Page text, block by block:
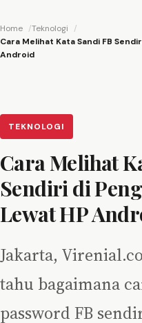
Home
Teknologi
Cara Melihat Kata Sandi FB
Android
TEKNOLOGI
Cara Melihat
Sendiri di
Lewat HP
Jakarta,
tahu bagaimana
password FB